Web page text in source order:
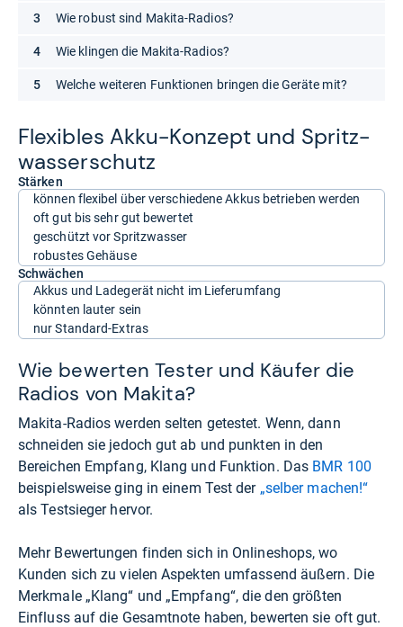
Fle­xibles Akku-​Kon­zept und Spritz­
was­ser­schutz
Stärken
können flexibel über verschiedene Akkus betrieben werden
oft gut bis sehr gut bewertet
geschützt vor Spritzwasser
robustes Gehäuse
Schwächen
Akkus und Ladegerät nicht im Lieferumfang
könnten lauter sein
nur Standard-Extras
Wie bewerten Tester und Käufer die
Radios von Makita?
Makita-Radios werden selten getestet. Wenn, dann
schneiden sie jedoch gut ab und punkten in den
Bereichen Empfang, Klang und Funktion. Das BMR 100
beispielsweise ging in einem Test der „selber machen!“
als Testsieger hervor.
Mehr Bewertungen finden sich in Onlineshops, wo
Kunden sich zu vielen Aspekten umfassend äußern. Die
Merkmale „Klang“ und „Empfang“, die den größten
Einfluss auf die Gesamtnote haben, bewerten sie oft gut.
Wie robust sind Makita-Radios?
Wie klingen die Makita-Radios?
Welche weiteren Funktionen bringen die Geräte mit?